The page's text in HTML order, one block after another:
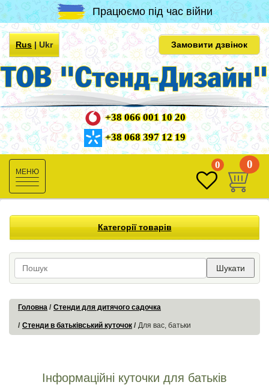
Працюємо під час війни
Rus|Ukr Замовити дзвінок
+38 066 001 10 20
+38 068 397 12 19
Toggle
navigation
0 0
Категорії товарів
Шукати
Головна Стенди для дитячого садочка
Стенди в батьківський куточок Для вас, батьки
Інформаційні куточки для батьків